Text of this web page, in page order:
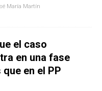
María Martín
el caso
en una fase
en el PP